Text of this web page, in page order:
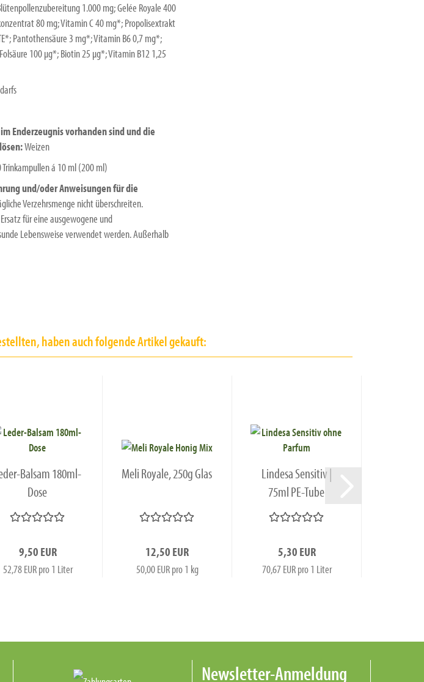
1.000 mg; Gelée Royale 400
80 mg; Vitamin C 40 mg*; Propolisextrakt
Pantothensäure 3 mg*; Vitamin B6 0,7 mg*;
100 µg*; Biotin 25 µg*; Vitamin B12 1,25
Enderzeugnis vorhanden sind und die
Weizen
Trinkampullen á 10 ml (200 ml)
und/oder Anweisungen für die
Verzehrsmenge nicht überschreiten.
für eine ausgewogene und
Lebensweise verwendet werden. Außerhalb
haben auch folgende Artikel gekauft:
Balsam 180ml-
Dose
9,50 EUR
52,78 EUR pro 1 Liter
Meli Royale, 250g Glas
12,50 EUR
50,00 EUR pro 1 kg
Lindesa Sensitiv |
75ml PE-Tube
5,30 EUR
70,67 EUR pro 1 Liter
Newsletter-Anmeldung